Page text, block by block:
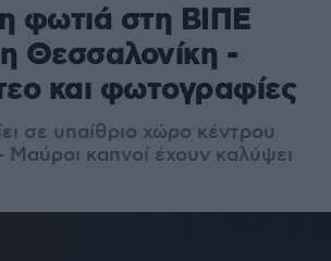
φωτιά στη ΒΙΠΕ
Θεσσαλονίκη -
και φωτογραφίες
σε υπαίθριο χώρο κέντρου
καπνοί έχουν καλύψει